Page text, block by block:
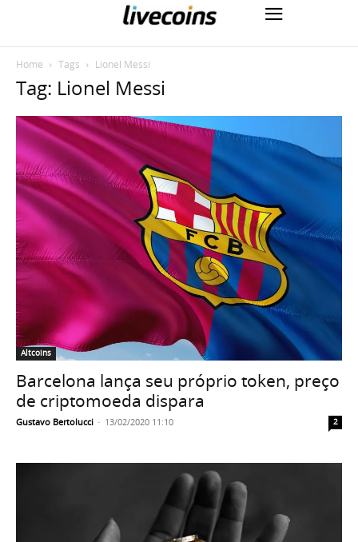
Home Tags Lionel Messi
Tag: Lionel Messi
Altcoins
Barcelona lança seu próprio token, preço
de criptomoeda dispara
Gustavo Bertolucci - 13/02/2020 11:10 2